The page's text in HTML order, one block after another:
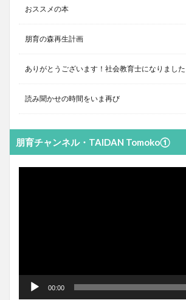
おススメの本
朋育の森再生計画
ありがとうございます！社会教育士になりました
読み聞かせの時間をいま再び
朋育チャンネル・TAIDAN Tomoko①
動
00:00